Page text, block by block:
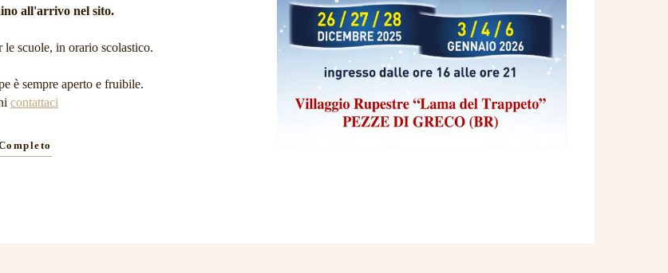
all'arrivo nel sito.
le scuole, in orario scolastico.
è sempre aperto e fruibile.
contattaci